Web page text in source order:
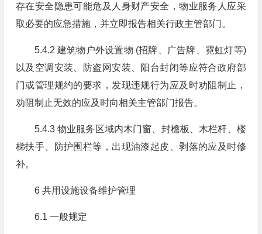
存在安全隐患可能危及人身财产安全，物业服务人应采
取必要的应急措施，并立即报告相关行政主管部门。
5.4.2 建筑物户外设置物 (招牌、广告牌、霓虹灯等)
以及空调安装、防盗网安装、阳台封闭等应符合政府部
门或管理规约的要求，发现违规行为应及时劝阻制止，
劝阻制止无效的应及时向相关主管部门报告。
5.4.3 物业服务区域内木门窗、封檐板、木栏杆、楼
梯扶手、防护围栏等，出现油漆起皮、剥落的应及时修
补。
6 共用设施设备维护管理
6.1 一般规定